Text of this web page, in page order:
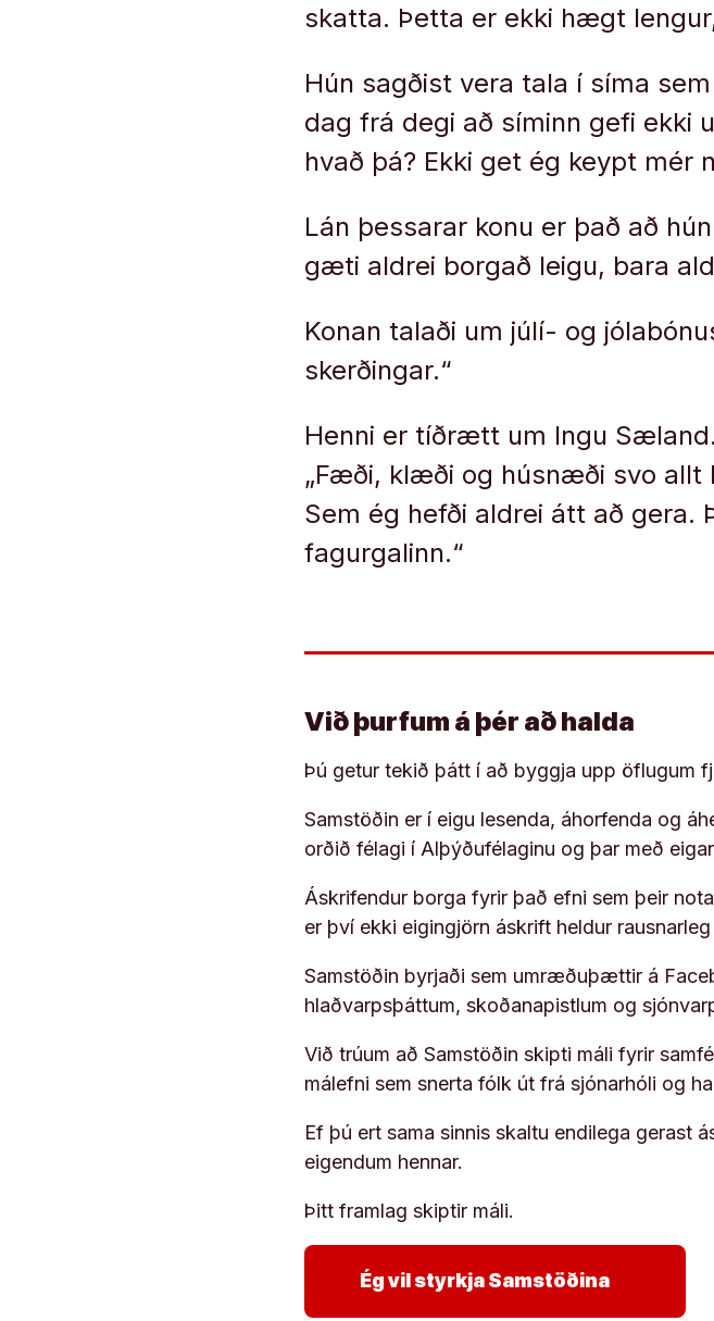
skatta. Þetta er ekki hægt
Hún sagðist vera tala í síma
dag frá degi að síminn gefi ekki
hvað þá? Ekki get ég keypt mér
Lán þessarar konu er það að
gæti aldrei borgað leigu, bara
Konan talaði um júlí- og
skerðingar.“
Henni er tíðrætt um Ingu
„Fæði, klæði og húsnæði svo allt
Sem ég hefði aldrei átt að gera.
fagurgalinn.“
Við þurfum á þér að halda
Þú getur tekið þátt í að byggja upp öflugum
Samstöðin er í eigu lesenda, áhorfenda og
orðið félagi í Alþýðufélaginu og þar með
Áskrifendur borga fyrir það efni sem þeir
er því ekki eigingjörn áskrift heldur
Samstöðin byrjaði sem umræðuþættir á
hlaðvarpsþáttum, skoðanapistlum og
Við trúum að Samstöðin skipti máli fyrir
málefni sem snerta fólk út frá sjónarhóli og
Ef þú ert sama sinnis skaltu endilega gerast
eigendum hennar.
Þitt framlag skiptir máli.
Ég vil styrkja Samstöðina